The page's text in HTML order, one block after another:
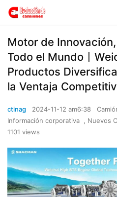
Motor de
Todo el Mundo丨
Productos
la Ventaja
ctinag 2024-11-12 am6:38
Información corporativa
, Nuevos
1101 views